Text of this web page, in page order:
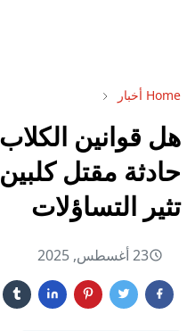
Home أخبار
هل قوانين
حادثة مقتل
تثير التساؤلات
23 أغسطس, 2025